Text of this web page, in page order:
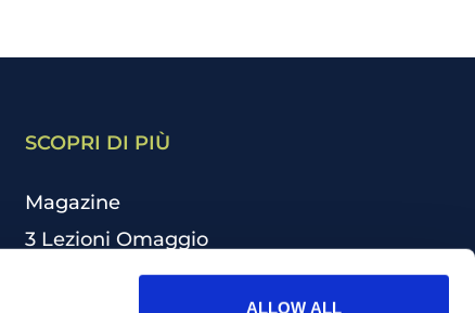
ALLOW ALL
SCOPRI DI PIÙ
Magazine
3 Lezioni Omaggio